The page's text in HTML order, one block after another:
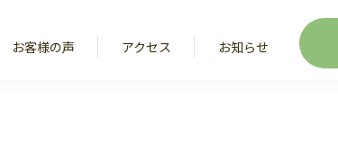
お客様の声 アクセス お知らせ